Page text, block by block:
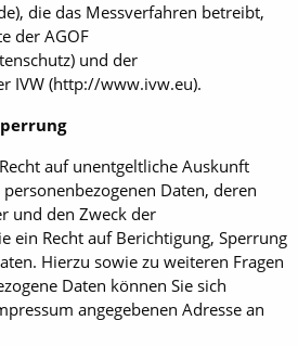
die das Messverfahren betreibt,
der AGOF
und der
IVW (http://www.ivw.eu).
auf unentgeltliche Auskunft
Daten, deren
und den Zweck der
ein Recht auf Berichtigung, Sperrung
Hierzu sowie zu weiteren Fragen
Daten können Sie sich
angegebenen Adresse an